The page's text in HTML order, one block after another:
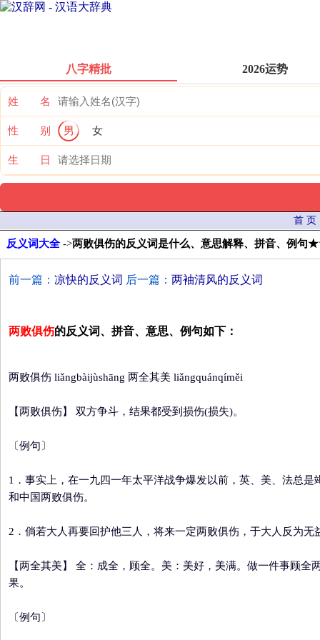
八字精批 2026运势
姓 名
性 别 男 女
生 日
首 页
反义词大全 ->两败俱伤的反义词是什么、意思解释、拼音、例句
前一篇： 凉快的反义词 后一篇： 两袖清风的反义词
两败俱伤的反义词、拼音、意思、例句如下：
两败俱伤 liǎngbàijùshāng 两全其美 liǎngquánqíměi
【两败俱伤】 双方争斗，结果都受到损伤(损失)。
〔例句〕
1．事实上，在一九四一年太平洋战争爆发以前，英、美、法总
和中国两败俱伤。
2．倘若大人再要回护他三人，将来一定两败俱伤，于大人反为无
【两全其美】 全：成全，顾全。美：美好，美满。做一件事顾全
果。
〔例句〕